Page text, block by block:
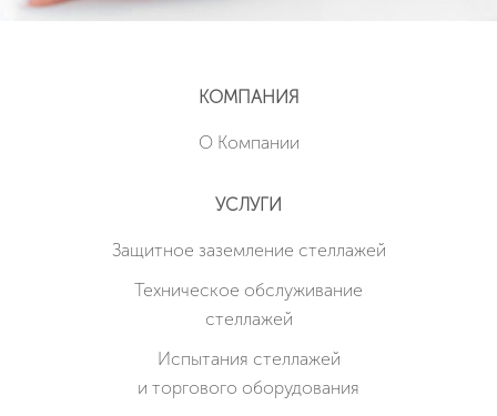
КОМПАНИЯ
О Компании
УСЛУГИ
Защитное заземление стеллажей
Техническое обслуживание
стеллажей
Испытания стеллажей
и торгового оборудования